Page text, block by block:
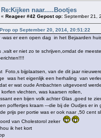
Re:Kijken naar.....Bootjes
« Reageer #42 Gepost op: September 21,
op September 20, 2014, 20:51:22
-was er een open dag in het Bejaarden
,valt er niet zo te schrijven,omdat de
Foto,s bijplaatsen, van de dit jaar
was het eigenlijk een herhaling van
er wat oude Ambachten uitgevoerd
vlechten, was kaarsen rollen,
een bijen volk achter Glas ,goed te
poffertjes kraam ---die bij de Oudjes er
prijs per portie was er ook naar ,50 cent
van Cholestorol zeker
ik het kort